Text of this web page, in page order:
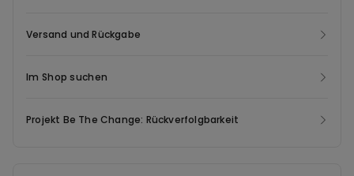
Versand und Rückgabe
Im Shop suchen
Projekt Be The Change: Rückverfolgbarkeit